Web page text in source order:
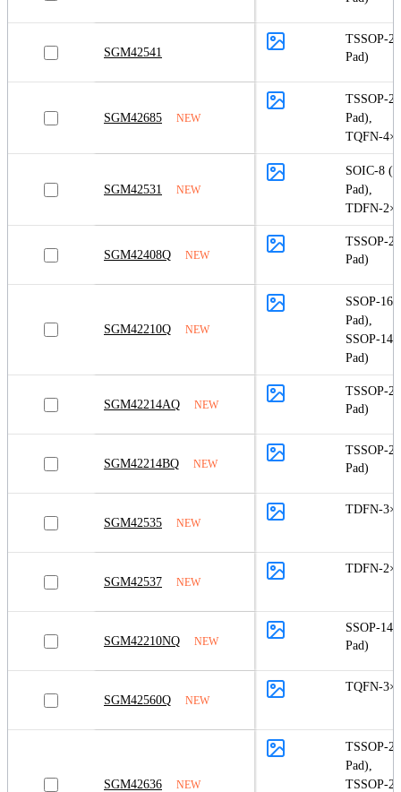
SGM42541
TSSOP-
Pad)
SGM42685 NEW
TSSOP-
Pad),
TQFN-
SGM42531 NEW
SOIC-8
Pad),
TDFN-
SGM42408Q NEW
TSSOP-
Pad)
SGM42210Q NEW
SSOP-16
Pad),
SSOP-14
Pad)
SGM42214AQ NEW
TSSOP-
Pad)
SGM42214BQ NEW
TSSOP-
Pad)
SGM42535 NEW
TDFN-
SGM42537 NEW
TDFN-
SGM42210NQ NEW
SSOP-14
Pad)
SGM42560Q NEW
TQFN-
SGM42636 NEW
TSSOP-
Pad),
TSSOP-